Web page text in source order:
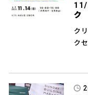
11/
ク
ク
ク